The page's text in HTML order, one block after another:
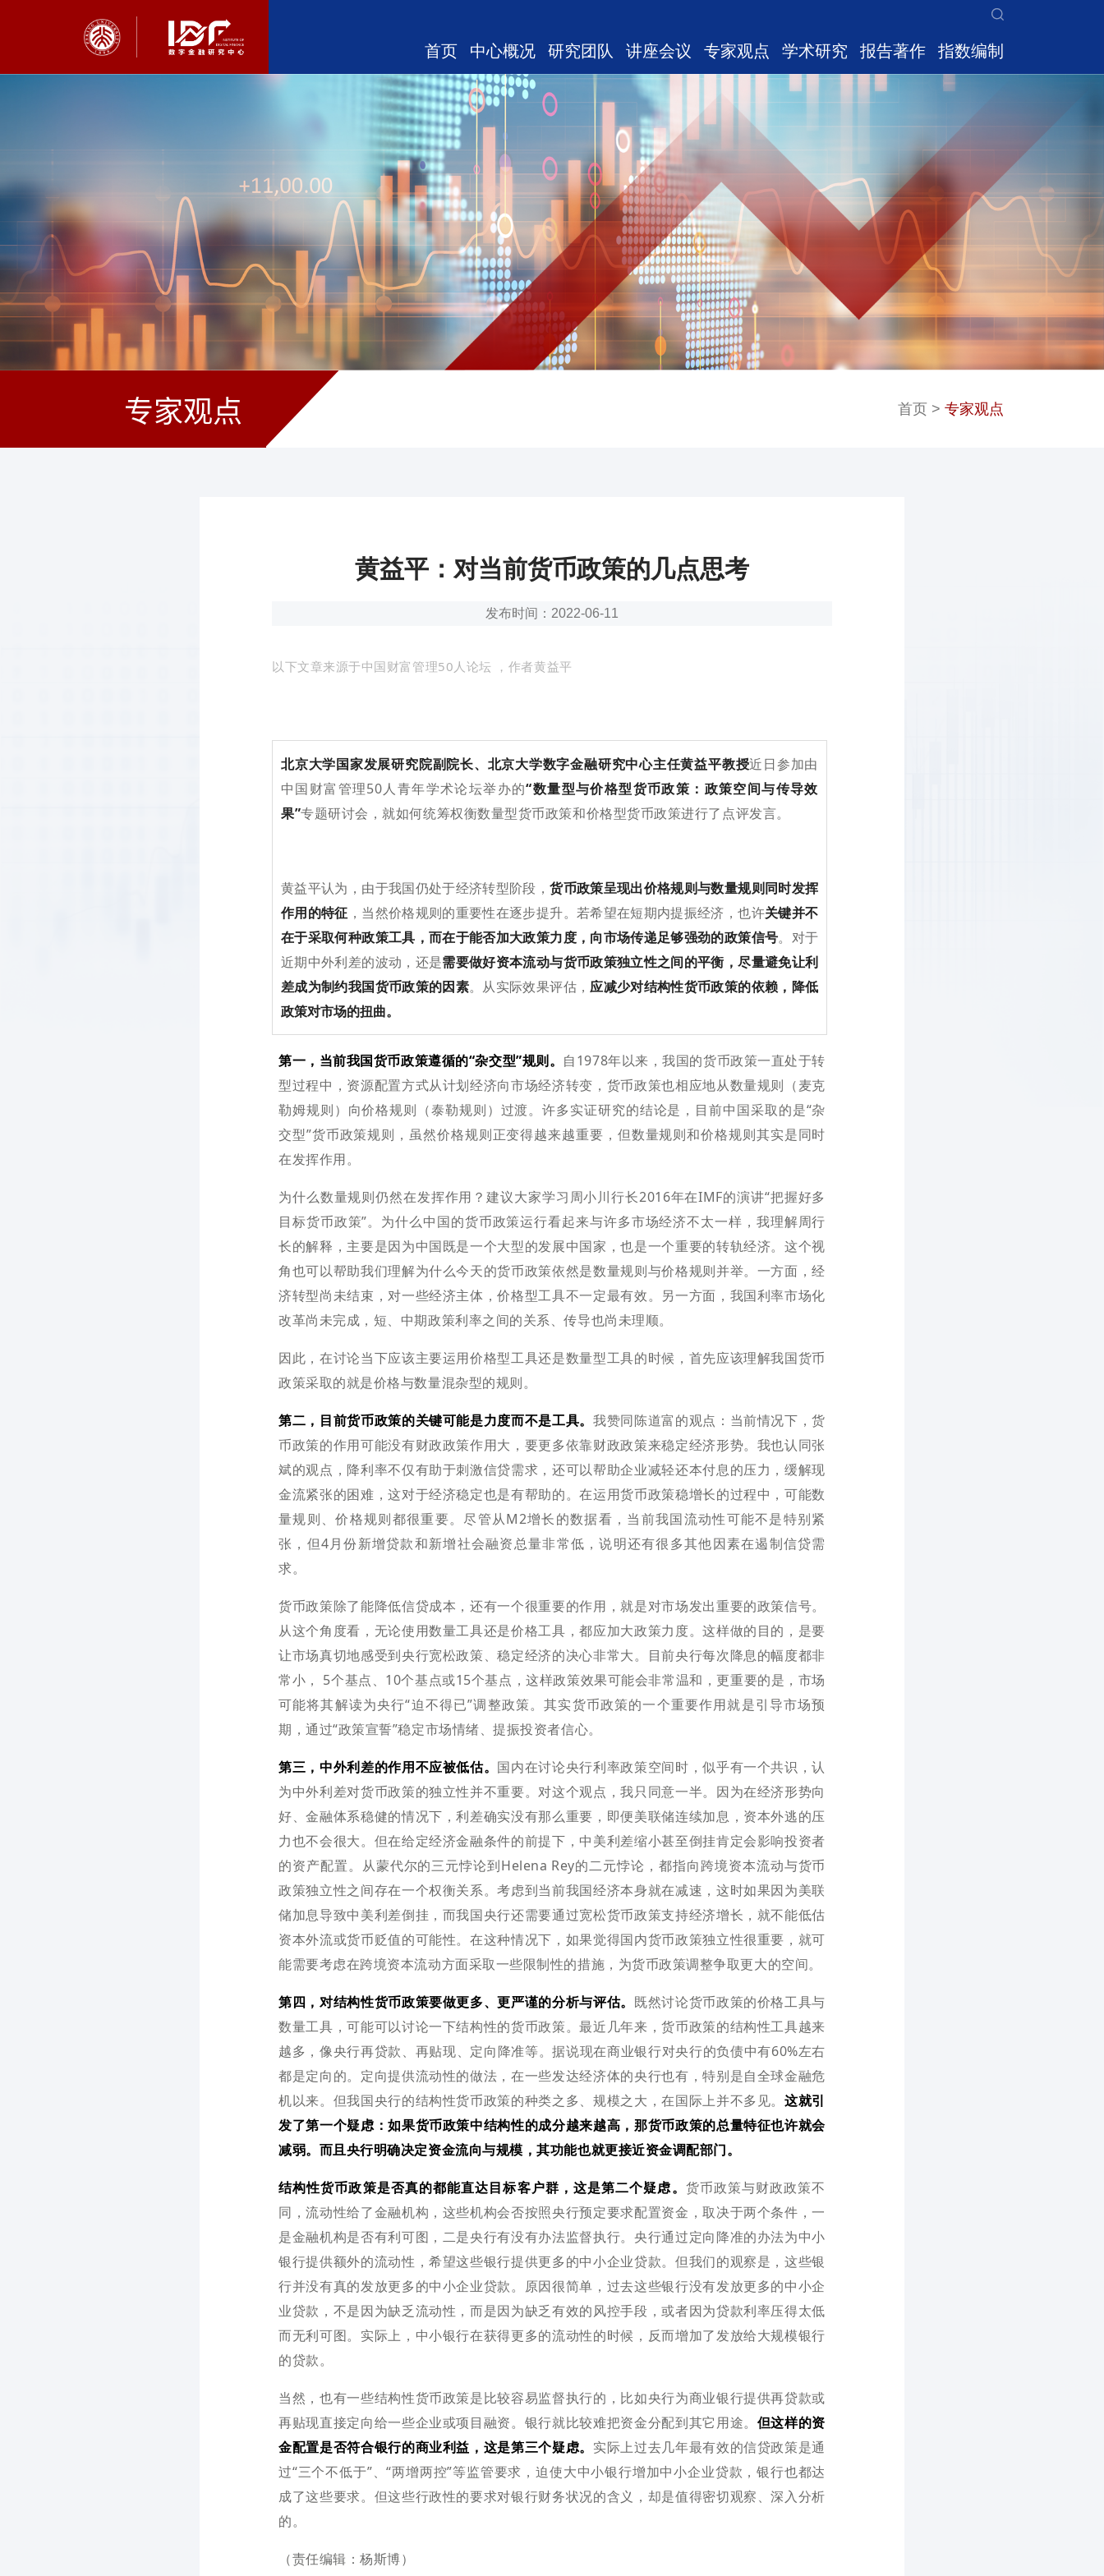
首页 中心概况 研究团队 讲座会议 专家观点 学术研究 报告著作 指数编制
专家观点 首页 > 专家观点
黄益平：对当前货币政策的几点思考
发布时间：2022-06-11
以下文章来源于中国财富管理50人论坛 ，作者黄益平
北京大学国家发展研究院副院长、北京大学数字金融研究中心主任黄益平教授近日参加由
中国财富管理50人青年学术论坛举办的“数量型与价格型货币政策：政策空间与传导效
果”专题研讨会，就如何统筹权衡数量型货币政策和价格型货币政策进行了点评发言。
黄益平认为，由于我国仍处于经济转型阶段，货币政策呈现出价格规则与数量规则同时发挥
作用的特征 ，当然价格规则的重要性在逐步提升。若希望在短期内提振经济，也许关键并不
在于采取何种政策工具，而在于能否加大政策力度，向市场传递足够强劲的政策信号。对于
近期中外利差的波动，还是需要做好资本流动与货币政策独立性之间的平衡，尽量避免让利
差成为制约我国货币政策的因素。从实际效果评估， 应减少对结构性货币政策的依赖，降低
政策对市场的扭曲。
第一，当前我国货币政策遵循的“杂交型”规则。 自1978年以来，我国的货币政策一直处于转
型过程中，资源配置方式从计划经济向市场经济转变，货币政策也相应地从数量规则（麦克
勒姆规则）向价格规则（泰勒规则）过渡。许多实证研究的结论是，目前中国采取的是“杂
交型”货币政策规则，虽然价格规则正变得越来越重要，但数量规则和价格规则其实是同时
在发挥作用。
为什么数量规则仍然在发挥作用？建议大家学习周小川行长2016年在IMF的演讲“把握好多
目标货币政策”。为什么中国的货币政策运行看起来与许多市场经济不太一样，我理解周行
长的解释，主要是因为中国既是一个大型的发展中国家，也是一个重要的转轨经济。这个视
角也可以帮助我们理解为什么今天的货币政策依然是数量规则与价格规则并举。一方面，经
济转型尚未结束，对一些经济主体，价格型工具不一定最有效。另一方面，我国利率市场化
改革尚未完成，短、中期政策利率之间的关系、传导也尚未理顺。
因此，在讨论当下应该主要运用价格型工具还是数量型工具的时候，首先应该理解我国货币
政策采取的就是价格与数量混杂型的规则。
第二，目前货币政策的关键可能是力度而不是工具。我赞同陈道富的观点：当前情况下，货
币政策的作用可能没有财政政策作用大，要更多依靠财政政策来稳定经济形势。我也认同张
斌的观点，降利率不仅有助于刺激信贷需求，还可以帮助企业减轻还本付息的压力，缓解现
金流紧张的困难，这对于经济稳定也是有帮助的。在运用货币政策稳增长的过程中，可能数
量规则、价格规则都很重要。尽管从M2增长的数据看，当前我国流动性可能不是特别紧
张，但4月份新增贷款和新增社会融资总量非常低，说明还有很多其他因素在遏制信贷需
求。
货币政策除了能降低信贷成本，还有一个很重要的作用，就是对市场发出重要的政策信号。
从这个角度看，无论使用数量工具还是价格工具，都应加大政策力度。这样做的目的，是要
让市场真切地感受到央行宽松政策、稳定经济的决心非常大。目前央行每次降息的幅度都非
常小， 5个基点、10个基点或15个基点，这样政策效果可能会非常温和，更重要的是，市场
可能将其解读为央行“迫不得已”调整政策。其实货币政策的一个重要作用就是引导市场预
期，通过“政策宣誓”稳定市场情绪、提振投资者信心。
第三，中外利差的作用不应被低估。 国内在讨论央行利率政策空间时，似乎有一个共识，认
为中外利差对货币政策的独立性并不重要。对这个观点，我只同意一半。因为在经济形势向
好、金融体系稳健的情况下，利差确实没有那么重要，即便美联储连续加息，资本外逃的压
力也不会很大。但在给定经济金融条件的前提下，中美利差缩小甚至倒挂肯定会影响投资者
的资产配置。从蒙代尔的三元悖论到Helena Rey的二元悖论，都指向跨境资本流动与货币
政策独立性之间存在一个权衡关系。考虑到当前我国经济本身就在减速，这时如果因为美联
储加息导致中美利差倒挂，而我国央行还需要通过宽松货币政策支持经济增长，就不能低估
资本外流或货币贬值的可能性。在这种情况下，如果觉得国内货币政策独立性很重要，就可
能需要考虑在跨境资本流动方面采取一些限制性的措施，为货币政策调整争取更大的空间。
第四，对结构性货币政策要做更多、更严谨的分析与评估。 既然讨论货币政策的价格工具与
数量工具，可能可以讨论一下结构性的货币政策。最近几年来，货币政策的结构性工具越来
越多，像央行再贷款、再贴现、定向降准等。据说现在商业银行对央行的负债中有60%左右
都是定向的。定向提供流动性的做法，在一些发达经济体的央行也有，特别是自全球金融危
机以来。但我国央行的结构性货币政策的种类之多、规模之大，在国际上并不多见。这就引
发了第一个疑虑：如果货币政策中结构性的成分越来越高，那货币政策的总量特征也许就会
减弱。而且央行明确决定资金流向与规模，其功能也就更接近资金调配部门。
结构性货币政策是否真的都能直达目标客户群，这是第二个疑虑。 货币政策与财政政策不
同，流动性给了金融机构，这些机构会否按照央行预定要求配置资金，取决于两个条件，一
是金融机构是否有利可图，二是央行有没有办法监督执行。央行通过定向降准的办法为中小
银行提供额外的流动性，希望这些银行提供更多的中小企业贷款。但我们的观察是，这些银
行并没有真的发放更多的中小企业贷款。原因很简单，过去这些银行没有发放更多的中小企
业贷款，不是因为缺乏流动性，而是因为缺乏有效的风控手段，或者因为贷款利率压得太低
而无利可图。实际上，中小银行在获得更多的流动性的时候，反而增加了发放给大规模银行
的贷款。
当然，也有一些结构性货币政策是比较容易监督执行的，比如央行为商业银行提供再贷款或
再贴现直接定向给一些企业或项目融资。银行就比较难把资金分配到其它用途。 但这样的资
金配置是否符合银行的商业利益，这是第三个疑虑。 实际上过去几年最有效的信贷政策是通
过“三个不低于”、“两增两控”等监管要求，迫使大中小银行增加中小企业贷款，银行也都达
成了这些要求。但这些行政性的要求对银行财务状况的含义，却是值得密切观察、深入分析
的。
（责任编辑：杨斯博）